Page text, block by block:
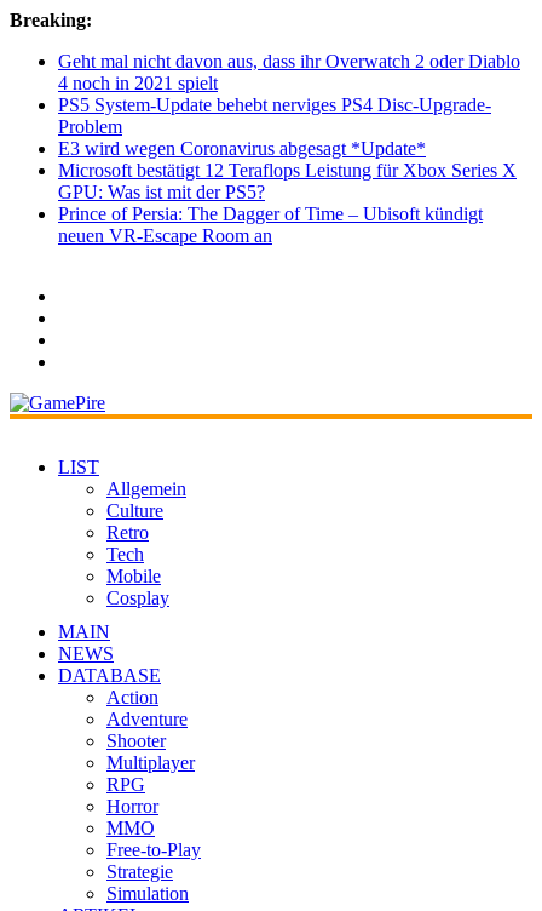
Breaking:
Geht mal nicht davon aus, dass ihr Overwatch 2 oder Diablo
4 noch in 2021 spielt
PS5 System-Update behebt nerviges PS4 Disc-Upgrade-
Problem
E3 wird wegen Coronavirus abgesagt *Update*
Microsoft bestätigt 12 Teraflops Leistung für Xbox Series X
GPU: Was ist mit der PS5?
Prince of Persia: The Dagger of Time – Ubisoft kündigt
neuen VR-Escape Room an
LIST
Allgemein
Culture
Retro
Tech
Mobile
Cosplay
MAIN
NEWS
DATABASE
Action
Adventure
Shooter
Multiplayer
RPG
Horror
MMO
Free-to-Play
Strategie
Simulation